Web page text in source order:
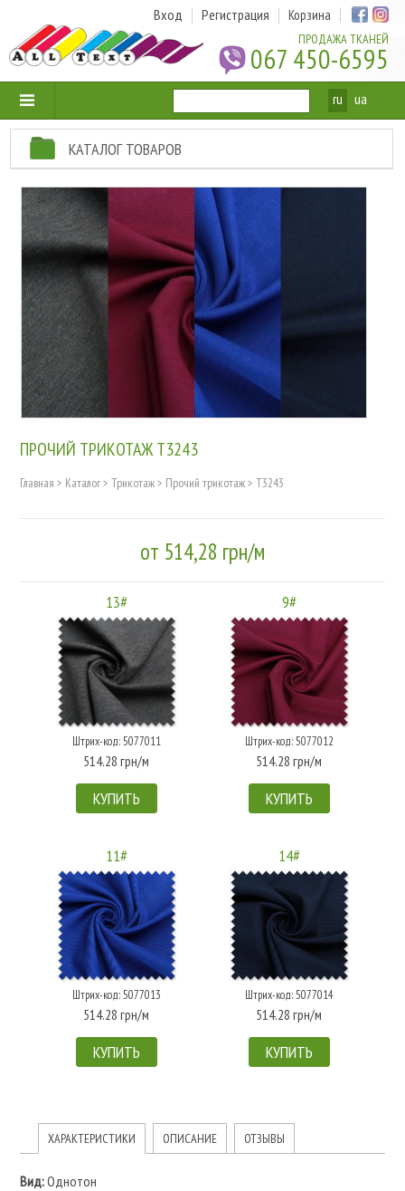
ПРОДАЖА ТКАНЕЙ
067 450-6595
Вход Регистрация Корзина
ru ua
КАТАЛОГ ТОВАРОВ
ПРОЧИЙ ТРИКОТАЖ T3243
Главная > Каталог> Трикотаж> Прочий трикотаж> T3243
от 514,28 грн/м
13#
Штрих-код: 5077011
514.28 грн/м
КУПИТЬ
9#
Штрих-код: 5077012
514.28 грн/м
КУПИТЬ
11#
Штрих-код: 5077013
514.28 грн/м
КУПИТЬ
14#
Штрих-код: 5077014
514.28 грн/м
КУПИТЬ
ХАРАКТЕРИСТИКИ ОПИСАНИЕ ОТЗЫВЫ
Вид:Однотон